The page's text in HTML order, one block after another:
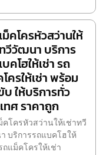
คโครหัวสว่านให้
วีวัฒนา บริการ
คโฮให้เช่า รถ
ครให้เช่า พร้อม
ให้บริการทั่ว
ทศ ราคาถูก
คโครหัวสว่านให้เช่าทวี
บริการรถแบคโฮให้
ถแม็คโครให้เช่า